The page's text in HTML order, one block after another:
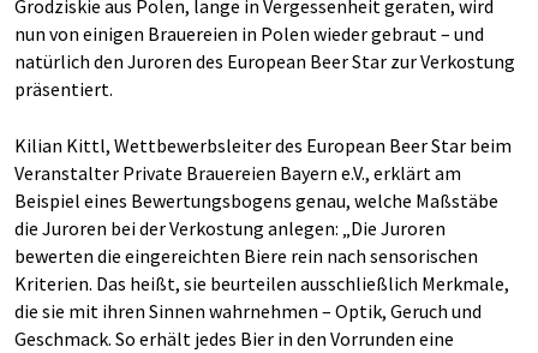
Grodziskie aus Polen, lange in Vergessenheit geraten, wird
nun von einigen Brauereien in Polen wieder gebraut – und
natürlich den Juroren des European Beer Star zur Verkostung
präsentiert.
Kilian Kittl, Wettbewerbsleiter des European Beer Star beim
Veranstalter Private Brauereien Bayern e.V., erklärt am
Beispiel eines Bewertungsbogens genau, welche Maßstäbe
die Juroren bei der Verkostung anlegen: „Die Juroren
bewerten die eingereichten Biere rein nach sensorischen
Kriterien. Das heißt, sie beurteilen ausschließlich Merkmale,
die sie mit ihren Sinnen wahrnehmen – Optik, Geruch und
Geschmack. So erhält jedes Bier in den Vorrunden eine